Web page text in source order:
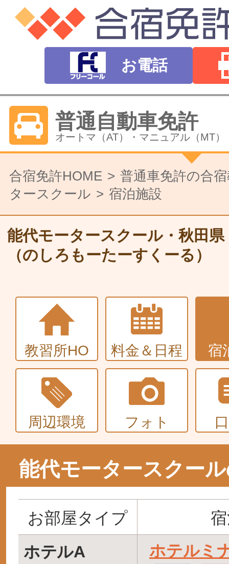
お電話
普通自動車免許
オートマ（AT）・マニュアル（MT）
バイク免許
普通二輪（中型二輪）・大型二輪
大型〜二種免許
中型・大型特殊・けん引・大型二種
普通車+バイク
同時取得
合宿免許HOME
普通車免許の合
タースクール
宿泊施設
能代モータースクール・秋田県
（のしろもーたーすくーる）
教習所HO 料金＆日程 宿
周辺環境 フォト
能代モータースクー
お部屋タイプ
ホテルA
ホテルミ